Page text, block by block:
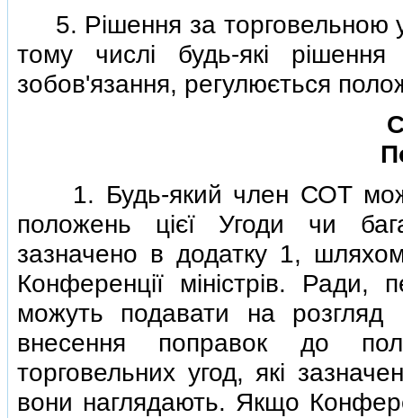
5. Рiшення за торговельною
тому числi будь-якi
зобов'язання, регулюється
1. Будь-який член СОТ може
положень цiєї Угоди чи
зазначено в додатку 1,
Конференцiї мiнiстрiв. Ради,
можуть подавати на розгляд
внесення поправок до
торговельних угод, якi
вони наглядають. Якщо